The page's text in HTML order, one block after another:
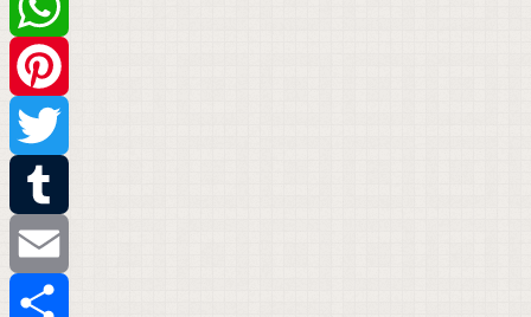
Facebook
WhatsApp
Pinterest
Twitter
Tumblr
Email